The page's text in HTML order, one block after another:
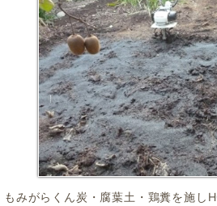
もみがらくん炭・腐葉土・鶏糞を施し